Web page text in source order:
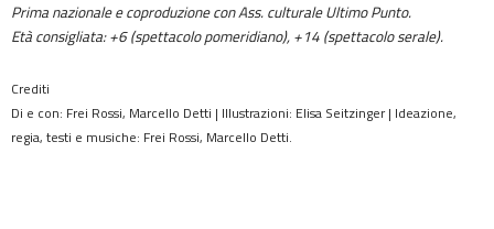
Prima nazionale e coproduzione con Ass. culturale Ultimo Punto.
Età consigliata: +6 (spettacolo pomeridiano), +14 (spettacolo serale).
Crediti
Di e con: Frei Rossi, Marcello Detti | Illustrazioni: Elisa Seitzinger | Ideazione,
regia, testi e musiche: Frei Rossi, Marcello Detti.